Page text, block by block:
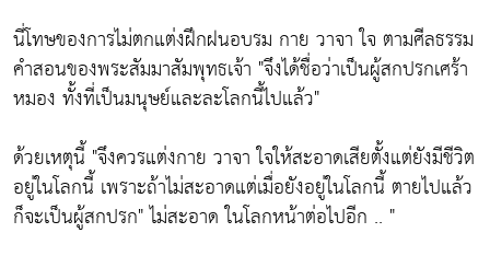
นี่โทษของการไม่ตกแต่งฝึกฝนอบรม กาย วาจา ใจ ตามศีลธรรม
คำสอนของพระสัมมาสัมพุทธเจ้า "จึงได้ชื่อว่าเป็นผู้สกปรกเศร้า
หมอง ทั้งที่เป็นมนุษย์และละโลกนี้ไปแล้ว"
ด้วยเหตุนี้ "จึงควรแต่งกาย วาจา ใจให้สะอาดเสียตั้งแต่ยังมีชีวิต
อยู่ในโลกนี้ เพราะถ้าไม่สะอาดแต่เมื่อยังอยู่ในโลกนี้ ตายไปแล้ว
ก็จะเป็นผู้สกปรก"ไม่สะอาด ในโลกหน้าต่อไปอีก .. "